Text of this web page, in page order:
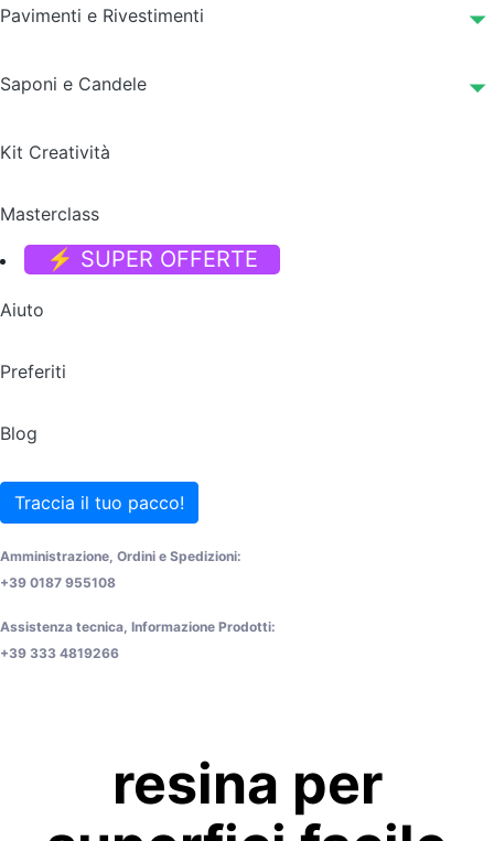
Pavimenti e Rivestimenti
Saponi e Candele
Kit Creatività
Masterclass
⚡ SUPER OFFERTE
Aiuto
Preferiti
Blog
Traccia il tuo pacco!
Amministrazione, Ordini e Spedizioni:
+39 0187 955108
Assistenza tecnica, Informazione Prodotti:
+39 333 4819266
resina per